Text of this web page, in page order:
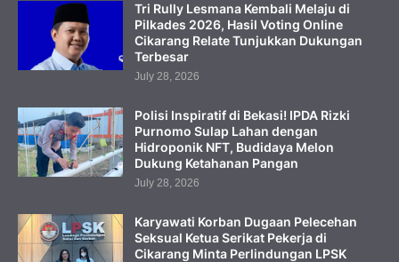
Tri Rully Lesmana Kembali Melaju di
Pilkades 2026, Hasil Voting Online
Cikarang Relate Tunjukkan Dukungan
Terbesar
July 28, 2026
Polisi Inspiratif di Bekasi! IPDA Rizki
Purnomo Sulap Lahan dengan
Hidroponik NFT, Budidaya Melon
Dukung Ketahanan Pangan
July 28, 2026
Karyawati Korban Dugaan Pelecehan
Seksual Ketua Serikat Pekerja di
Cikarang Minta Perlindungan LPSK